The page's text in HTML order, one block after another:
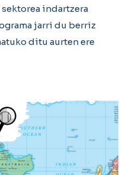
indartzera
jarri du berriz
ditu aurten ere